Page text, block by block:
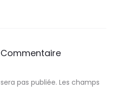
Commentaire
pas publiée. Les champs